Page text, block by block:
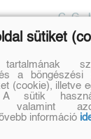
ár:
C. G.
9 775
sütiket
tartalmának
a böngészési
(cookie), illetve
A sütik
valamint
információ